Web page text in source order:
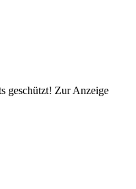
geschützt! Zur Anzeige